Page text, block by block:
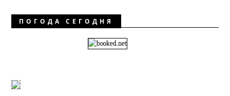
ПОГОДА СЕГОДНЯ